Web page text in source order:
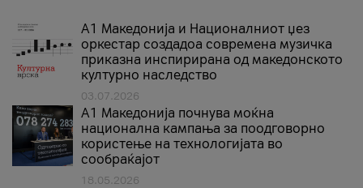
А1 Македонија и Националниот џез
оркестар создадоа современа музичка
приказна инспирирана од македонското
културно наследство
03.07.2026
A1 Македонија почнува моќна
национална кампања за поодговорно
користење на технологијата во
сообраќајот
18.05.2026